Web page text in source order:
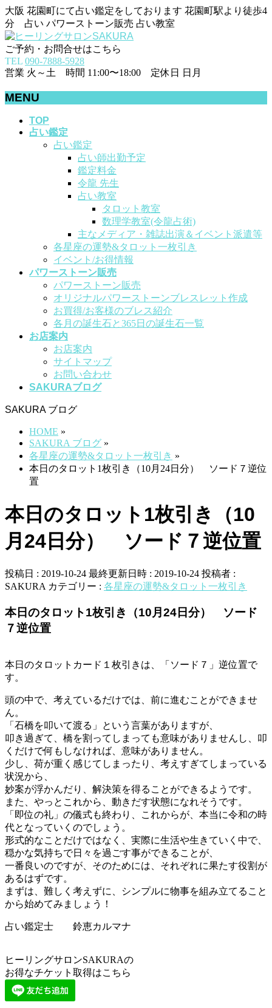
大阪 花園町にて占い鑑定をしております 花園町駅より徒歩4
分 占い パワーストーン販売 占い教室
ご予約・お問合せはこちら
TEL 090-7888-5928
営業 火～土 時間 11:00〜18:00 定休日 日月
MENU
TOP
占い鑑定
占い鑑定
占い師出勤予定
鑑定料金
令龍 先生
占い教室
タロット教室
数理学教室(令龍占術)
主なメディア・雑誌出演＆イベント派遣等
各星座の運勢&タロット一枚引き
イベント/お得情報
パワーストーン販売
パワーストーン販売
オリジナルパワーストーンブレスレット作成
お買得/お客様のブレス紹介
各月の誕生石と365日の誕生石一覧
お店案内
お店案内
サイトマップ
お問い合わせ
SAKURAブログ
SAKURA ブログ
HOME »
SAKURA ブログ »
各星座の運勢&タロット一枚引き »
本日のタロット1枚引き（10月24日分） ソード７逆位
置
本日のタロット1枚引き（10
月24日分） ソード７逆位置
投稿日 : 2019-10-24 最終更新日時 : 2019-10-24 投稿者 :
SAKURA カテゴリー : 各星座の運勢&タロット一枚引き
本日のタロット1枚引き（10月24日分） ソード
７逆位置
本日のタロットカード１枚引きは、「ソード７」逆位置で
す。
頭の中で、考えているだけでは、前に進むことができませ
ん。
「石橋を叩いて渡る」という言葉がありますが、
叩き過ぎて、橋を割ってしまっても意味がありませんし、叩
くだけで何もしなければ、意味がありません。
少し、荷が重く感じてしまったり、考えすぎてしまっている
状況から、
妙案が浮かんだり、解決策を得ることができるようです。
また、やっとこれから、動きだす状態になれそうです。
「即位の礼」の儀式も終わり、これからが、本当に令和の時
代となっていくのでしょう。
形式的なことだけではなく、実際に生活や生きていく中で、
穏かな気持ちで日々を過ごす事ができることが、
一番良いのですが、そのためには、それぞれに果たす役割が
あるはずです。
まずは、難しく考えずに、シンプルに物事を組み立てること
から始めてみましょう！
占い鑑定士 鈴恵カルマナ
ヒーリングサロンSAKURAの
お得なチケット取得はこちら